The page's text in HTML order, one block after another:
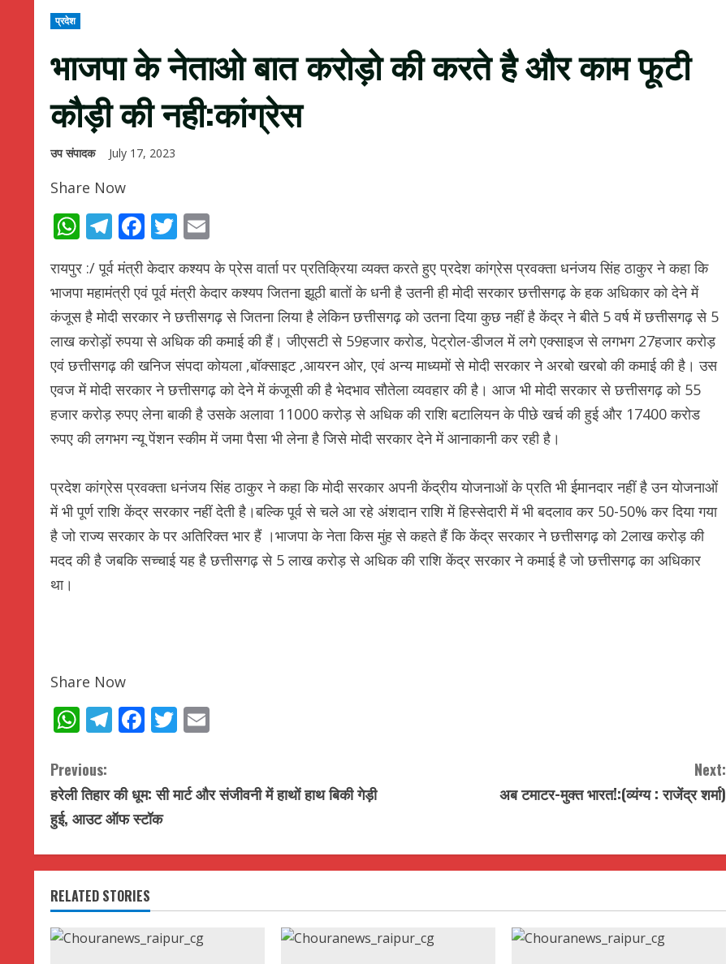
प्रदेश
भाजपा के नेताओ बात करोड़ो की करते है और काम फूटी
कौड़ी की नही:कांग्रेस
उप संपादक July 17, 2023
Share Now
WhatsApp
Telegram
Facebook
Twitter
रायपुर :/ पूर्व मंत्री केदार कश्यप के प्रेस वार्ता पर प्रतिक्रिया व्यक्त करते हुए प्रदेश कांग्रेस प्रवक्ता धनंजय सिंह ठाकुर ने कहा कि
भाजपा महामंत्री एवं पूर्व मंत्री केदार कश्यप जितना झूठी बातों के धनी है उतनी ही मोदी सरकार छत्तीसगढ़ के हक अधिकार को देने में
कंजूस है मोदी सरकार ने छत्तीसगढ़ से जितना लिया है लेकिन छत्तीसगढ़ को उतना दिया कुछ नहीं है केंद्र ने बीते 5 वर्ष में छत्तीसगढ़ से 5
लाख करोड़ों रुपया से अधिक की कमाई की हैं। जीएसटी से 59हजार करोड, पेट्रोल-डीजल में लगे एक्साइज से लगभग 27हजार करोड़
एवं छत्तीसगढ़ की खनिज संपदा कोयला ,बॉक्साइट ,आयरन ओर, एवं अन्य माध्यमों से मोदी सरकार ने अरबो खरबो की कमाई की है। उस
एवज में मोदी सरकार ने छत्तीसगढ़ को देने में कंजूसी की है भेदभाव सौतेला व्यवहार की है। आज भी मोदी सरकार से छत्तीसगढ़ को 55
हजार करोड़ रुपए लेना बाकी है उसके अलावा 11000 करोड़ से अधिक की राशि बटालियन के पीछे खर्च की हुई और 17400 करोड
रुपए की लगभग न्यू पेंशन स्कीम में जमा पैसा भी लेना है जिसे मोदी सरकार देने में आनाकानी कर रही है।
प्रदेश कांग्रेस प्रवक्ता धनंजय सिंह ठाकुर ने कहा कि मोदी सरकार अपनी केंद्रीय योजनाओं के प्रति भी ईमानदार नहीं है उन योजनाओं
में भी पूर्ण राशि केंद्र सरकार नहीं देती है।बल्कि पूर्व से चले आ रहे अंशदान राशि में हिस्सेदारी में भी बदलाव कर 50-50% कर दिया गया
है जो राज्य सरकार के पर अतिरिक्त भार हैं ।भाजपा के नेता किस मुंह से कहते हैं कि केंद्र सरकार ने छत्तीसगढ़ को 2लाख करोड़ की
मदद की है जबकि सच्चाई यह है छत्तीसगढ़ से 5 लाख करोड़ से अधिक की राशि केंद्र सरकार ने कमाई है जो छत्तीसगढ़ का अधिकार
था।
Share Now
WhatsApp
Telegram
Facebook
Twitter
C
o
n
t
i
n
Previous:
हरेली तिहार की धूम: सी मार्ट और संजीवनी में हाथों हाथ बिकी गेड़ी
हुई, आउट ऑफ स्टॉक
Next:
अब टमाटर-मुक्त भारत!:(व्यंग्य : राजेंद्र शर्मा)
RELATED STORIES